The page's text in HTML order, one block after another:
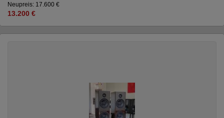
Neupreis: 17.600 €
13.200 €